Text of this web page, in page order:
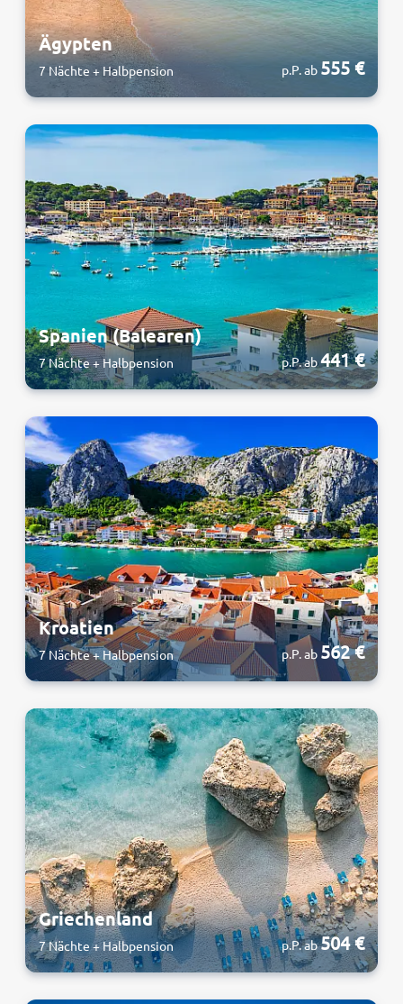
Ägypten
7 Nächte + Halbpension p.P. ab 555 €
Spanien (Balearen)
7 Nächte + Halbpension p.P. ab441 €
Kroatien
7 Nächte + Halbpension p.P. ab 562 €
Griechenland
7 Nächte + Halbpension p.P. ab504 €